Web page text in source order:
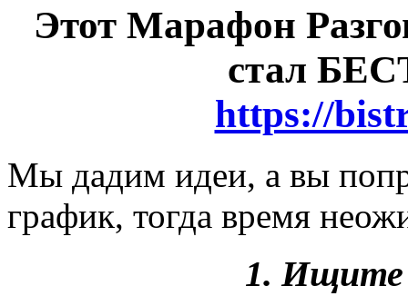
Этот Марафон
стал
https://
Мы дадим идеи, а вы
график, тогда время
1. Ищите